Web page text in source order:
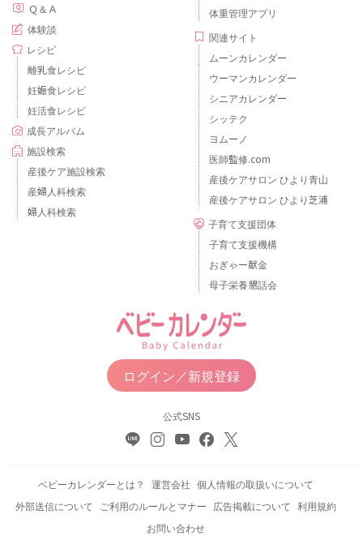
Ｑ＆Ａ
体験談
レシピ
離乳食レシピ
妊娠食レシピ
妊活食レシピ
成長アルバム
施設検索
産後ケア施設検索
産婦人科検索
婦人科検索
体重管理アプリ
関連サイト
ムーンカレンダー
ウーマンカレンダー
シニアカレンダー
シッテク
ヨムーノ
医師監修.com
産後ケアサロン ひより青山
産後ケアサロン ひより芝浦
子育て支援団体
子育て支援機構
おぎゃー献金
母子栄養懇話会
ログイン／新規登録
公式SNS
ベビーカレンダーとは？ 運営会社 個人情報の取扱いについて
外部送信について
ご利用のルールとマナー 広告掲載について 利用規約
お問い合わせ